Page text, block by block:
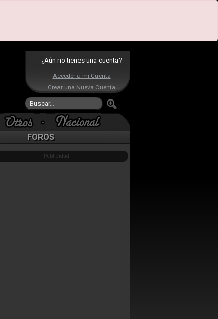
¿Aún no tienes una cuenta?
Acceder a mi Cuenta
Crear una Nueva Cuenta
FOROS
Publicidad